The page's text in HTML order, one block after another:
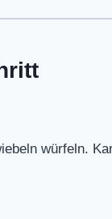
würfeln.